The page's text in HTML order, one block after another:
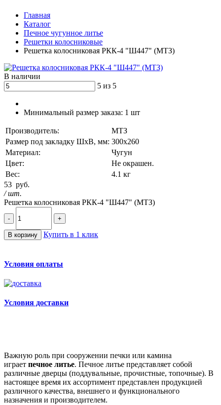
Главная
Каталог
Печное чугунное литье
Решетки колосниковые
Решетка колосниковая РКК-4 "Ш447" (МТЗ)
В наличии
5 из 5
Минимальный размер заказа: 1 шт
Производитель:
МТЗ
Размер под закладку ШхВ, мм: 300х260
Материал:
Чугун
Цвет:
Не окрашен.
Вес:
4.1 кг
53 руб.
/ шт.
Решетка колосниковая РКК-4 "Ш447" (МТЗ)
- +
В корзину Купить в 1 клик
Условия оплаты
Условия доставки
Важную роль при сооружении печки или камина
играет печное литье. Печное литье представляет собой
различные дверцы (поддувальные, прочистные, топочные). В
настоящее время их ассортимент представлен продукцией
различного качества, внешнего и функционального
назначения и производителем.